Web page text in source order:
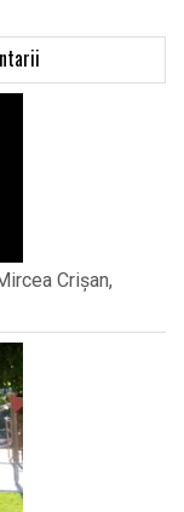
Crișan,